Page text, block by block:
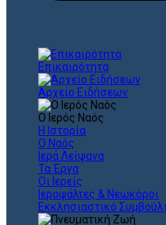
Επικαιρότητα
Αρχείο Ειδήσεων
Ο Ιερός Ναός
Η Ιστορία
Ο Ναός
Ιερά Λείψανα
Τα Έργα
Οι Ιερείς
Ιεροψάλτες & Νεωκόροι
Εκκλησιαστικό